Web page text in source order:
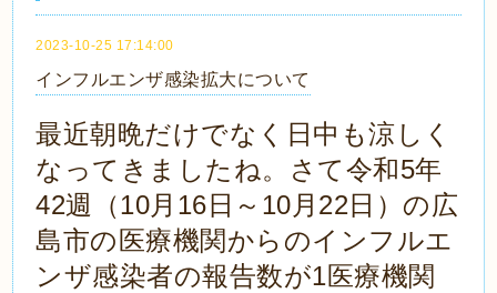
2023-10-25 17:14:00
インフルエンザ感染拡大について
最近朝晩だけでなく日中も涼しく
なってきましたね。さて令和5年
42週（10月16日～10月22日）の広
島市の医療機関からのインフルエ
ンザ感染者の報告数が1医療機関